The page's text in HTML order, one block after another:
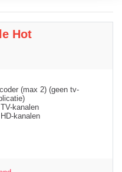
Hot
(max 2) (geen tv-
TV-kanalen
HD-kanalen